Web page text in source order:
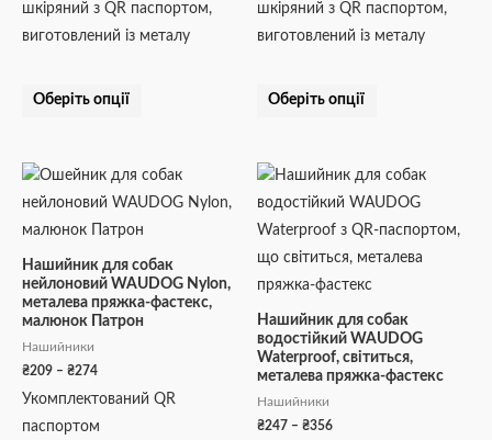
шкіряний з QR паспортом,
виготовлений із металу
Оберіть опції
товару
шкіряний з QR паспортом,
виготовлений із металу
Оберіть опції
товару
Нашийник для собак
нейлоновий WAUDOG Nylon,
металева пряжка-фастекс,
малюнок Патрон
Нашийники
₴209 – ₴274
Діапазон
цін:
від
₴209
Укомплектований QR
паспортом
Цей
товар
має
кілька
варіантів.
Параметри
на
Нашийник для собак
водостійкий WAUDOG
Waterproof, світиться,
металева пряжка-фастекс
Нашийники
₴247 – ₴356
Діапазон
від
₴247
₴356
Цей
товар
має
кілька
Параметри
можна
вибрати